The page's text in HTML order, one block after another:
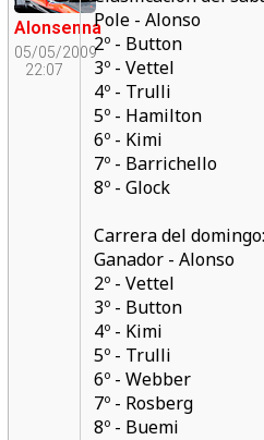
Alonsenna
05/05/2009
22:07
Pole - Alonso
2º - Button
3º - Vettel
4º - Trulli
5º - Hamilton
6º - Kimi
7º - Barrichello
8º - Glock
Carrera del domingo:
Ganador - Alonso
2º - Vettel
3º - Button
4º - Kimi
5º - Trulli
6º - Webber
7º - Rosberg
8º - Buemi